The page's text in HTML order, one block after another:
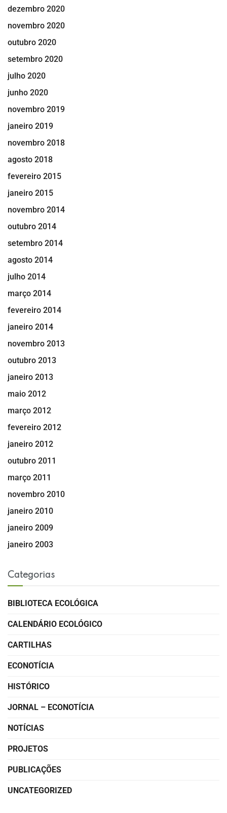
dezembro 2020
novembro 2020
outubro 2020
setembro 2020
julho 2020
junho 2020
novembro 2019
janeiro 2019
novembro 2018
agosto 2018
fevereiro 2015
janeiro 2015
novembro 2014
outubro 2014
setembro 2014
agosto 2014
julho 2014
março 2014
fevereiro 2014
janeiro 2014
novembro 2013
outubro 2013
janeiro 2013
maio 2012
março 2012
fevereiro 2012
janeiro 2012
outubro 2011
março 2011
novembro 2010
janeiro 2010
janeiro 2009
janeiro 2003
Categorias
BIBLIOTECA ECOLÓGICA
CALENDÁRIO ECOLÓGICO
CARTILHAS
ECONOTÍCIA
HISTÓRICO
JORNAL – ECONOTÍCIA
NOTÍCIAS
PROJETOS
PUBLICAÇÕES
UNCATEGORIZED